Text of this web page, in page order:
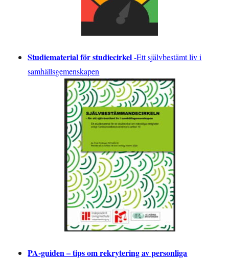
Studiematerial för studiecirkel-Ett självbestämt liv i
samhällsgemenskapen
PA-guiden – tips om rekrytering av personliga